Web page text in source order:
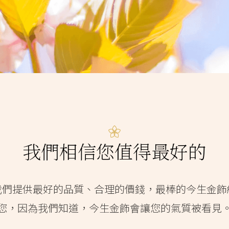
我們相信您值得最好的
提供最好的品質、合理的價錢，最棒的今生金
，因為我們知道，今生金飾會讓您的氣質被看見